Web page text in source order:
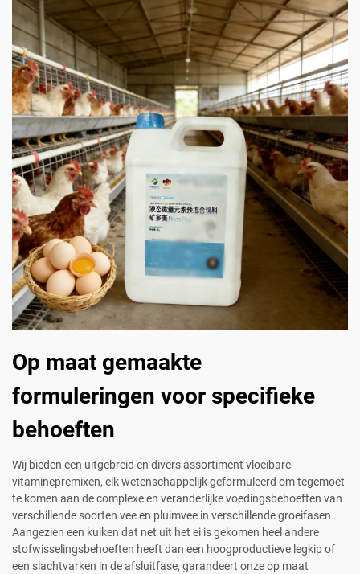
Op maat gemaakte
formuleringen voor specifieke
behoeften
Wij bieden een uitgebreid en divers assortiment vloeibare
vitaminepremixen, elk wetenschappelijk geformuleerd om tegemoet
te komen aan de complexe en veranderlijke voedingsbehoeften van
verschillende soorten vee en pluimvee in verschillende groeifasen.
Aangezien een kuiken dat net uit het ei is gekomen heel andere
stofwisselingsbehoeften heeft dan een hoogproductieve legkip of
een slachtvarken in de afsluitfase, garandeert onze op maat